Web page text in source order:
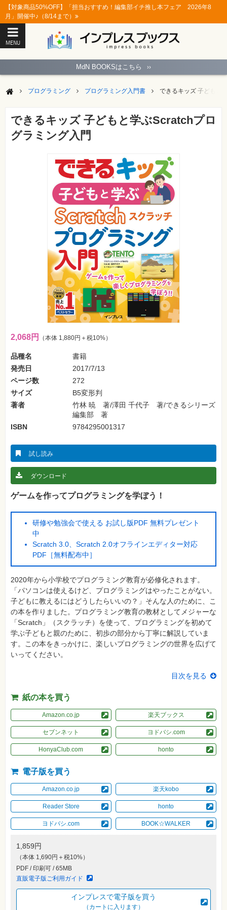
【対象商品50%OFF】「担当おすすめ！編集部イチ推し本フェア 2026年8
月」開催中♪（8/14まで）
MENU
ペ
ジ
ソ
コ
ン
ソ
ン
グ
ビ
ジ
ネ
ス・
読
み
物
カ
写
真
資
格
試
験
ネ
ッ
ト
ワ
ー
ク・
テ
ノ
ロ
ジ
ー
材
集
自
作・
ソ
コ
ン・
ビ
ー
Club
Impress
ロ
イ
ト
MdN BOOKSはこちら ››
プログラミング プログラミング入門書 できるキッズ 子どもと
できるキッズ 子どもと学ぶScratchプロ
グラミング入門
2,068円 （本体 1,880円＋税10%）
品種名
書籍
発売日
2017/7/13
ページ数
272
サイズ
B5変形判
著者
竹林 暁 著/澤田 千代子 著/できるシリーズ
編集部 著
ISBN
9784295001317
試し読み
ダウンロード
ゲームを作ってプログラミングを学ぼう！
研修や勉強会で使える お試し版PDF 無料プレゼント
中
Scratch 3.0、Scratch 2.0オフラインエディター対応
PDF［無料配布中］
2020年から小学校でプログラミング教育が必修化されます。
「パソコンは使えるけど、プログラミングはやったことがない。
子どもに教えるにはどうしたらいいの？」そんな人のために、こ
の本を作りました。プログラミング教育の教材としてメジャーな
「Scratch」（スクラッチ）を使って、プログラミングを初めて
学ぶ子どもと親のために、初歩の部分から丁寧に解説していま
す。この本をきっかけに、楽しいプログラミングの世界を広げて
いってください。
目次を見る
紙の本を買う
Amazon.co.jp 楽天ブックス
セブンネット ヨドバシ.com
HonyaClub.com honto
電子版を買う
Amazon.co.jp 楽天kobo
Reader Store honto
ヨドバシ.com BOOK☆WALKER
1,859円
（本体 1,690円＋税10%）
PDF / 印刷可 / 65MB
直販電子版ご利用ガイド
インプレスで電子版を買う
（カートに入ります）